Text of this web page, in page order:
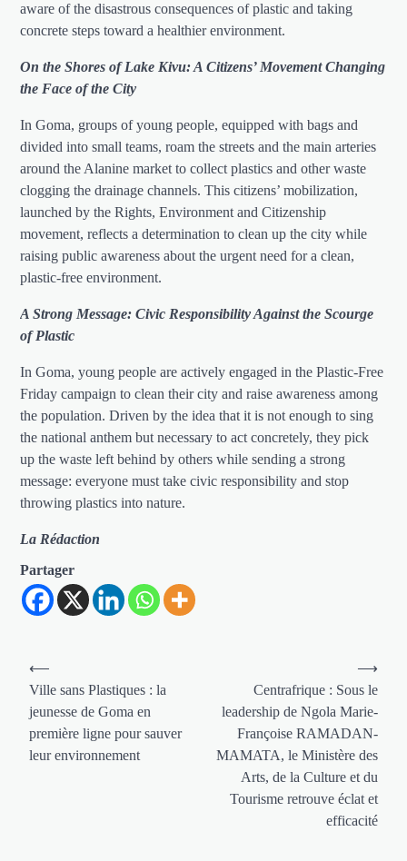
aware of the disastrous consequences of plastic and taking
concrete steps toward a healthier environment.
On the Shores of Lake Kivu: A Citizens’ Movement Changing
the Face of the City
In Goma, groups of young people, equipped with bags and
divided into small teams, roam the streets and the main arteries
around the Alanine market to collect plastics and other waste
clogging the drainage channels. This citizens’ mobilization,
launched by the Rights, Environment and Citizenship
movement, reflects a determination to clean up the city while
raising public awareness about the urgent need for a clean,
plastic-free environment.
A Strong Message: Civic Responsibility Against the Scourge
of Plastic
In Goma, young people are actively engaged in the Plastic-Free
Friday campaign to clean their city and raise awareness among
the population. Driven by the idea that it is not enough to sing
the national anthem but necessary to act concretely, they pick
up the waste left behind by others while sending a strong
message: everyone must take civic responsibility and stop
throwing plastics into nature.
La Rédaction
Partager
Navigation
de
l’article
⟵
Ville sans Plastiques : la
jeunesse de Goma en
première ligne pour sauver
leur environnement
Centrafrique : Sous le
leadership de Ngola Marie-
Françoise RAMADAN-
MAMATA, le Ministère des
Arts, de la Culture et du
Tourisme retrouve éclat et
efficacité
⟶